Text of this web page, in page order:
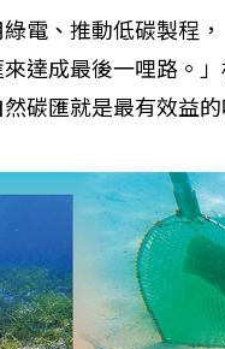
電、推動低碳製程
達成最後一哩路。
碳匯就是最有效益的